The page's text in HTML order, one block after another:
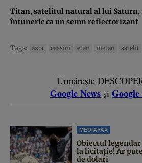
Titan, satelitul natural al lui Saturn,
întuneric ca un semn reflectorizant
Tags: azot cassini etan metan satelit
Urmărește
Google News și Google
MEDIAFAX
Obiectul
la licitație! Ar
de dolari